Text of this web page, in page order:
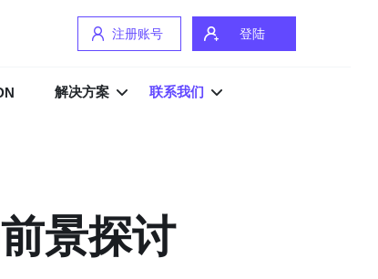
注册账号 登陆
解决方案 联系我们
景探讨